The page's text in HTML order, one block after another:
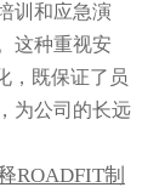
训和应急演
这种重视安
，既保证了员
为公司的长远
ROADFIT制